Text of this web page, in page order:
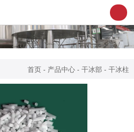
首页 - 产品中心 - 干冰部 - 干冰柱